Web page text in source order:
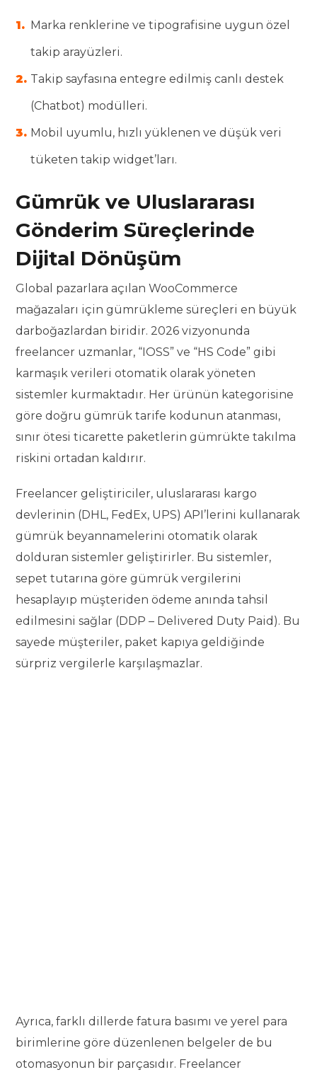
Marka renklerine ve tipografisine uygun özel
takip arayüzleri.
Takip sayfasına entegre edilmiş canlı destek
(Chatbot) modülleri.
Mobil uyumlu, hızlı yüklenen ve düşük veri
tüketen takip widget’ları.
Gümrük ve Uluslararası
Gönderim Süreçlerinde
Dijital Dönüşüm
Global pazarlara açılan WooCommerce
mağazaları için gümrükleme süreçleri en büyük
darboğazlardan biridir. 2026 vizyonunda
freelancer uzmanlar, “IOSS” ve “HS Code” gibi
karmaşık verileri otomatik olarak yöneten
sistemler kurmaktadır. Her ürünün kategorisine
göre doğru gümrük tarife kodunun atanması,
sınır ötesi ticarette paketlerin gümrükte takılma
riskini ortadan kaldırır.
Freelancer geliştiriciler, uluslararası kargo
devlerinin (DHL, FedEx, UPS) API’lerini kullanarak
gümrük beyannamelerini otomatik olarak
dolduran sistemler geliştirirler. Bu sistemler,
sepet tutarına göre gümrük vergilerini
hesaplayıp müşteriden ödeme anında tahsil
edilmesini sağlar (DDP – Delivered Duty Paid). Bu
sayede müşteriler, paket kapıya geldiğinde
sürpriz vergilerle karşılaşmazlar.
Ayrıca, farklı dillerde fatura basımı ve yerel para
birimlerine göre düzenlenen belgeler de bu
otomasyonun bir parçasıdır. Freelancer